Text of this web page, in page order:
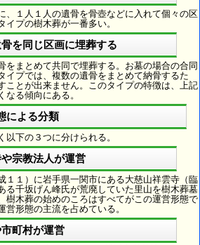
、１人１人の遺骨を骨壺などに入れて個々の区
プの樹木葬が一番多い。
を同じ区画に埋葬する
をまとめて共同で埋葬する。お墓の場合の合同
イプでは、複数の遺骨をまとめて納骨するた
ことが出来ません。このタイプの特徴は、上記
る傾向にある。
による分類
下の３つに分けられる。
宗教法人が運営
１１）に岩手県一関市にある大慈山祥雲寺（臨
る千坂げん峰氏が荒廃していた里山を樹木葬墓
樹木葬の始めのころはすべてがこの運営形態で
形態の主流を占めている。
町村が運営